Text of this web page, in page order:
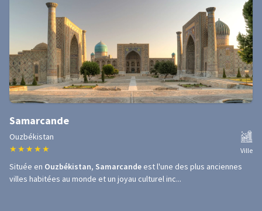
Samarcande
Ouzbékistan
★ ★ ★ ★ ★ Ville
Située en Ouzbékistan, Samarcande est l'une des plus anciennes
villes habitées au monde et un joyau culturel inc...